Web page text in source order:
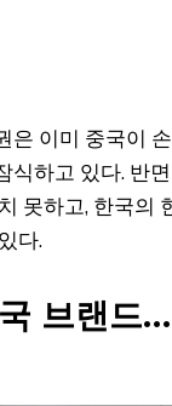
은 이미 중국이
식하고 있다. 반
못하고, 한국의
다.
브랜드